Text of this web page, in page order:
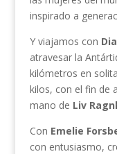
inspirado a
Y viajamos con
atravesar la
kilómetros en
kilos, con el fin de
mano de Liv
Con Emelie
con entusiasmo,